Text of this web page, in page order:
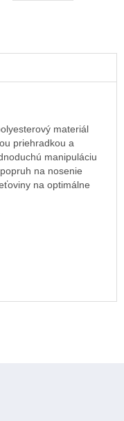
materiál
priehradkou a
manipuláciu
na nosenie
na optimálne